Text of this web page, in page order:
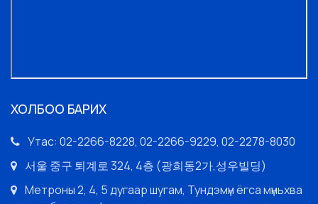
ХОЛБОО БАРИХ
Утас: 02-2266-8228, 02-2266-9229, 02-2278-8030
서울 중구 퇴계로 324, 4층 (광희동2가,성우빌딩)
Метроны 2, 4, 5 дугаар шугам, Тундэмүн ёгса мүньхва